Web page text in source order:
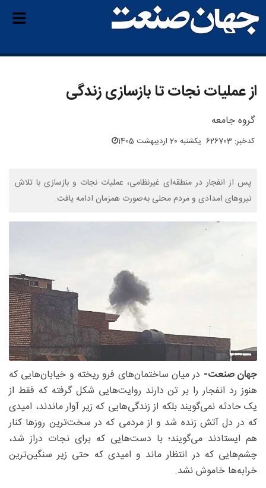
از عملیات نجات تا بازسازی زندگی
گروه جامعه
کدخبر: 626703 یکشنبه 20 اردیبهشت 1405
پس از انفجار در منطقه‌ای غیرنظامی، عملیات نجات و بازسازی با تلاش
نیروهای امدادی و مردم محلی به‌صورت همزمان ادامه یافت.
جهان صنعت- در میان ساختمان‌های فرو ریخته و خیابان‌هایی که
هنوز رد انفجار را بر تن دارند روایت‌هایی شکل گرفته که فقط از
یک حادثه نمی‌گویند بلکه از زندگی‌هایی که زیر آوار ماندند، امیدی
که در دل آتش زنده شد و از مردمی که در سخت‌ترین روزها کنار
هم ایستادند می‌گویند؛ با دست‌هایی که برای نجات دراز شد،
چشم‌هایی که در انتظار ماند و امیدی که حتی زیر سنگین‌ترین
خرابه‌ها خاموش نشد.